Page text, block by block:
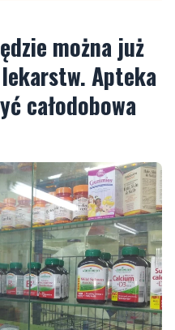
można już
Apteka
całodobowa